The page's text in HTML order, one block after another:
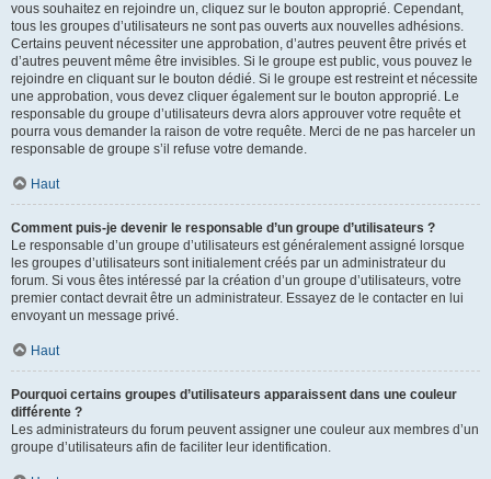
vous souhaitez en rejoindre un, cliquez sur le bouton approprié. Cependant,
tous les groupes d’utilisateurs ne sont pas ouverts aux nouvelles adhésions.
Certains peuvent nécessiter une approbation, d’autres peuvent être privés et
d’autres peuvent même être invisibles. Si le groupe est public, vous pouvez le
rejoindre en cliquant sur le bouton dédié. Si le groupe est restreint et nécessite
une approbation, vous devez cliquer également sur le bouton approprié. Le
responsable du groupe d’utilisateurs devra alors approuver votre requête et
pourra vous demander la raison de votre requête. Merci de ne pas harceler un
responsable de groupe s’il refuse votre demande.
Haut
Comment puis-je devenir le responsable d’un groupe d’utilisateurs ?
Le responsable d’un groupe d’utilisateurs est généralement assigné lorsque
les groupes d’utilisateurs sont initialement créés par un administrateur du
forum. Si vous êtes intéressé par la création d’un groupe d’utilisateurs, votre
premier contact devrait être un administrateur. Essayez de le contacter en lui
envoyant un message privé.
Haut
Pourquoi certains groupes d’utilisateurs apparaissent dans une couleur
différente ?
Les administrateurs du forum peuvent assigner une couleur aux membres d’un
groupe d’utilisateurs afin de faciliter leur identification.